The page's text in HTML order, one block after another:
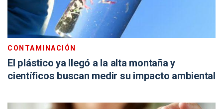
CONTAMINACIÓN
El plástico ya llegó a la alta montaña y
científicos buscan medir su impacto ambiental